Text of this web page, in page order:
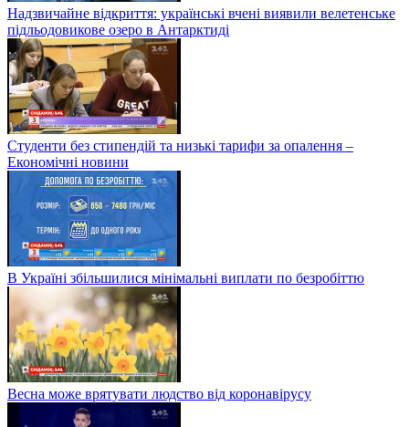
Надзвичайне відкриття: українські вчені виявили велетенське
підльодовикове озеро в Антарктиді
Студенти без стипендій та низькі тарифи за опалення –
Економічні новини
В Україні збільшилися мінімальні виплати по безробіттю
Весна може врятувати людство від коронавірусу